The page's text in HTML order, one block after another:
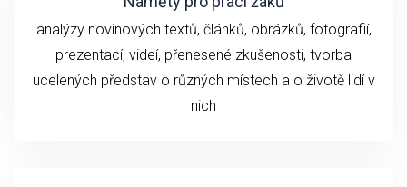
analýzy novinových textů, článků, obrázků, fotografií,
prezentací, videí, přenesené zkušenosti, tvorba
ucelených představ o různých místech a o životě lidí v
nich